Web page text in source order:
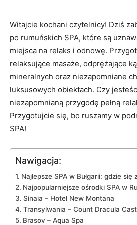
Witajcie kochani czytelnicy! Dziś
po rumuńskich⁢ SPA, które są
miejsca na relaks i odnowę.⁣
relaksujące⁢ masaże, odprężające
mineralnych oraz niezapomniane
luksusowych obiektach. Czy
niezapomnianą przygodę⁢ pełną
Przygotujcie się,⁤ bo ruszamy w‌
SPA!
Nawigacja:
Najlepsze SPA ⁤w Bułgarii: gdzie się
Najpopularniejsze ośrodki SPA ​w
Sinaia – Hotel New⁣ Montana
Transylwania – Count Dracula
Brasov – Aqua Spa